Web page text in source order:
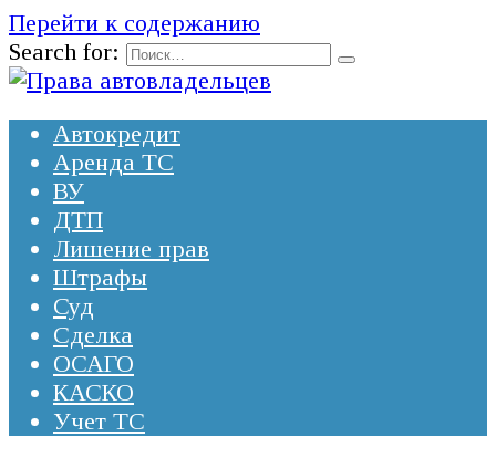
Перейти к содержанию
Search for:
Автокредит
Аренда ТС
ВУ
ДТП
Лишение прав
Штрафы
Суд
Сделка
ОСАГО
КАСКО
Учет ТС